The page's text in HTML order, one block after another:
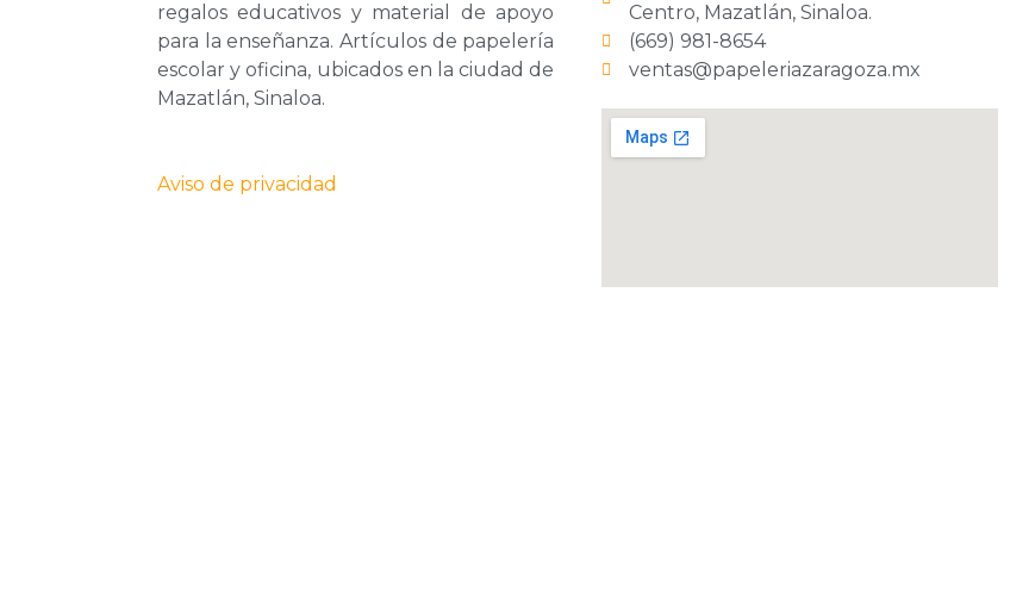
regalos educativos y material de apoyo
para la enseñanza. Artículos de papelería
escolar y oficina, ubicados en la ciudad de
Mazatlán, Sinaloa.
Aviso de privacidad
Centro, Mazatlán, Sinaloa.
(669) 981-8654
ventas@papeleriazaragoza.mx